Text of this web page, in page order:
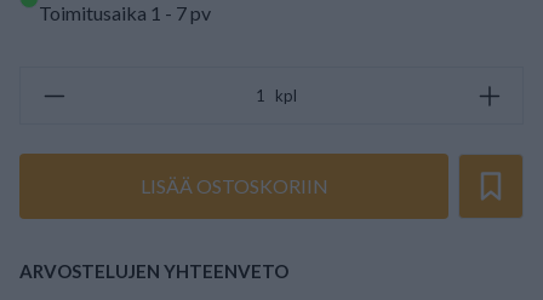
Toimitusaika 1 - 7 pv
kpl
LISÄÄ OSTOSKORIIN
ARVOSTELUJEN YHTEENVETO